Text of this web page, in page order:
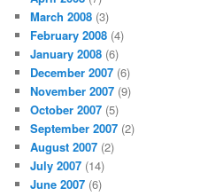
March 2008 (3)
February 2008 (4)
January 2008 (6)
December 2007 (6)
November 2007 (9)
October 2007 (5)
September 2007 (2)
August 2007 (2)
July 2007 (14)
June 2007 (6)